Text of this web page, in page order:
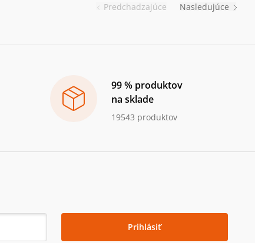
Predchadzajúce Nasledujúce
99 % produktov
na sklade
19543 produktov
Prihlásiť